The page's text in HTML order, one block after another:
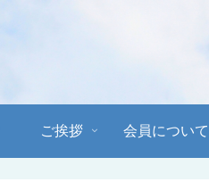
ご挨拶 会員について